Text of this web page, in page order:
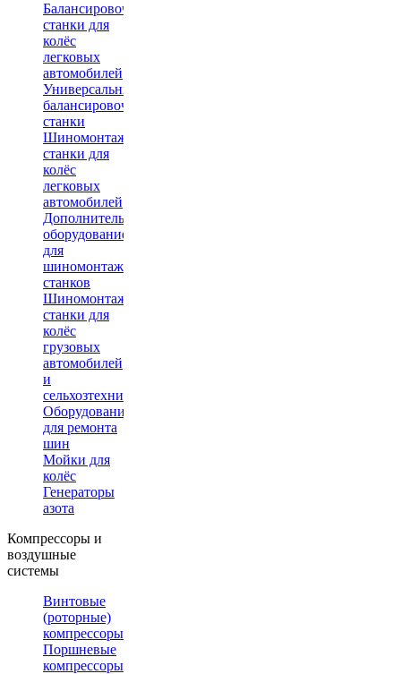
Балансировочные
станки для
колёс
легковых
автомобилей
Универсальные
балансировочные
станки
Шиномонтажные
станки для
колёс
легковых
автомобилей
Дополнительное
оборудование
для
шиномонтажных
станков
Шиномонтажные
станки для
колёс
грузовых
автомобилей
и
сельхозтехники
Оборудование
для ремонта
шин
Мойки для
колёс
Генераторы
азота
Компрессоры и
воздушные
системы
Винтовые
(роторные)
компрессоры
Поршневые
компрессоры